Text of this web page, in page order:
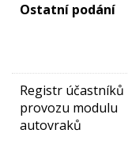
Ostatní podání
Registr účastníků
provozu modulu
autovraků